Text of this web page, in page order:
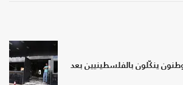
ينكّلون بالفلسطينيين بعد